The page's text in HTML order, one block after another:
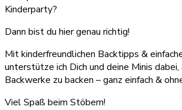
Kinderparty?
Dann bist du hier genau richtig!
Mit kinderfreundlichen Backtipps &
unterstütze ich Dich und deine Minis dabei,
Backwerke zu backen – ganz einfach &
Viel Spaß beim Stöbern!